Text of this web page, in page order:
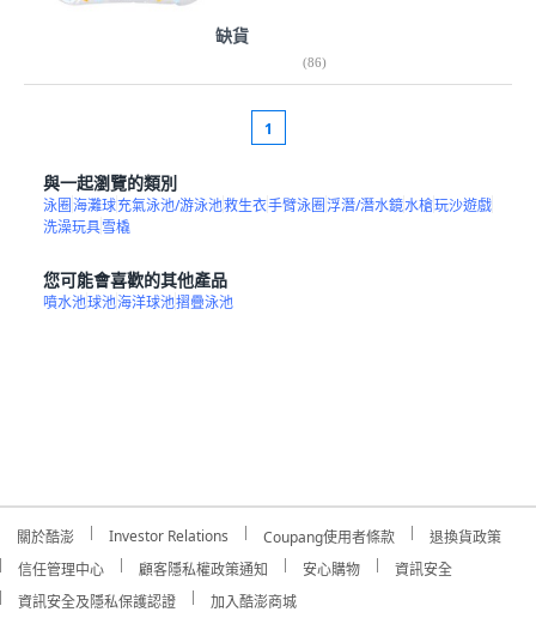
缺貨
(86)
1
與一起瀏覽的類別
泳圈海灘球充氣泳池/游泳池救生衣手臂泳圈浮潛/潛水鏡水槍玩沙遊戲
洗澡玩具雪橇
您可能會喜歡的其他產品
噴水池球池海洋球池摺疊泳池
關於酷澎 Investor Relations Coupang使用者條款
退換貨政策
信任管理中心
顧客隱私權政策通知 安心購物
資訊安全
資訊安全及隱私保護認證
加入酷澎商城